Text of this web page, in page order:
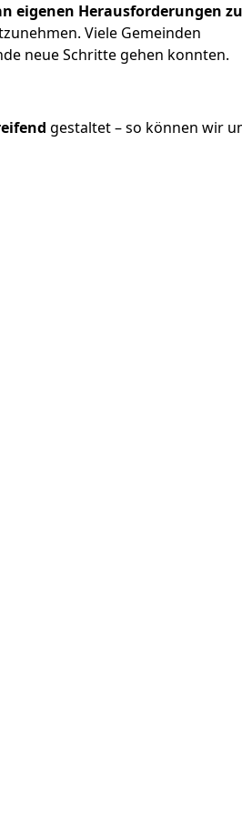
eigenen Herausforderungen zu
Viele Gemeinden
neue Schritte gehen konnten.
gestaltet – so können wir